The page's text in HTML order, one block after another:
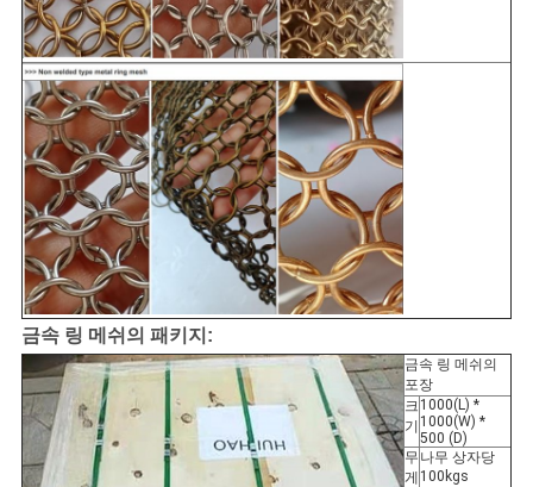
금속 링 메쉬의 패키지:
금속 링 메쉬의
포장
크
기
1000(L) *
1000(W) *
500 (D)
무
게
나무 상자당
100kgs